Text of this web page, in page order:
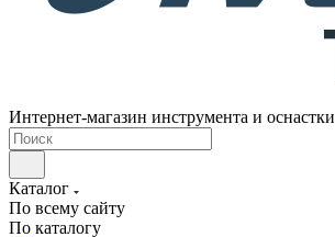
Интернет-магазин инструмента и оснастки
Каталог
По всему сайту
По каталогу